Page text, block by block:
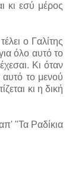
κι εσύ μέρος
ο Γαλίτης
όλο αυτό το
Κι όταν
το μενού
κι η δική
"Τα Ραδίκια